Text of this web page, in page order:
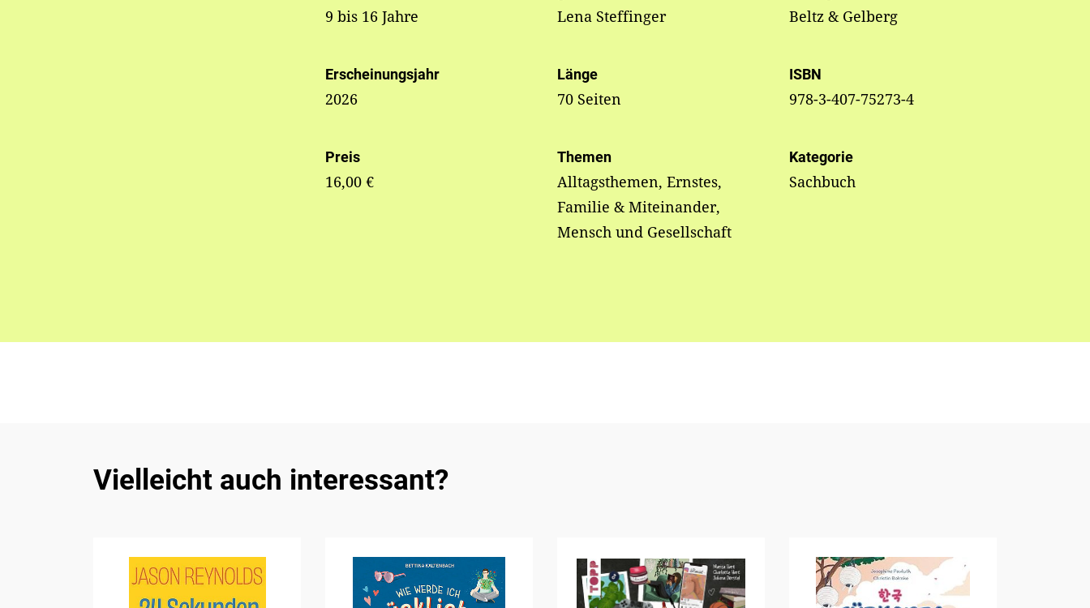
9 bis 16 Jahre Lena Steffinger Beltz & Gelberg
Erscheinungsjahr
2026
Länge
70 Seiten
ISBN
978-3-407-75273-4
Preis
16,00 €
Themen
Alltagsthemen, Ernstes,
Familie & Miteinander,
Mensch und Gesellschaft
Kategorie
Sachbuch
Vielleicht auch interessant?